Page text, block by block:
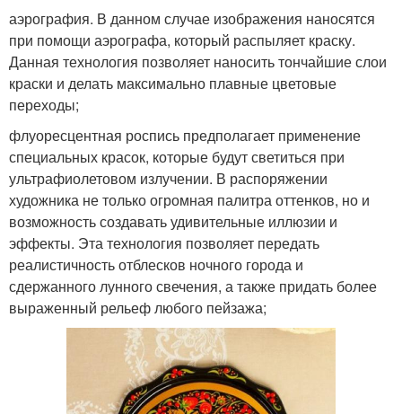
аэрография. В данном случае изображения наносятся
при помощи аэрографа, который распыляет краску.
Данная технология позволяет наносить тончайшие слои
краски и делать максимально плавные цветовые
переходы;
флуоресцентная роспись предполагает применение
специальных красок, которые будут светиться при
ультрафиолетовом излучении. В распоряжении
художника не только огромная палитра оттенков, но и
возможность создавать удивительные иллюзии и
эффекты. Эта технология позволяет передать
реалистичность отблесков ночного города и
сдержанного лунного свечения, а также придать более
выраженный рельеф любого пейзажа;